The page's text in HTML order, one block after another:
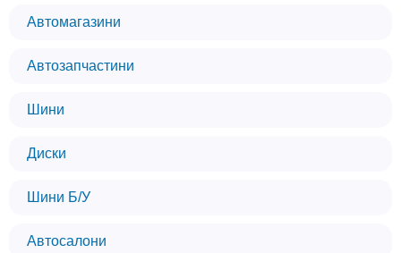
Автомагазини
Автозапчастини
Шини
Диски
Шини Б/У
Автосалони